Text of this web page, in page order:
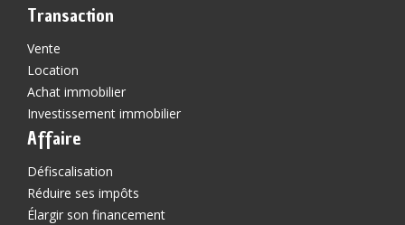
Transaction
Vente
Location
Achat immobilier
Investissement immobilier
Affaire
Défiscalisation
Réduire ses impôts
Élargir son financement